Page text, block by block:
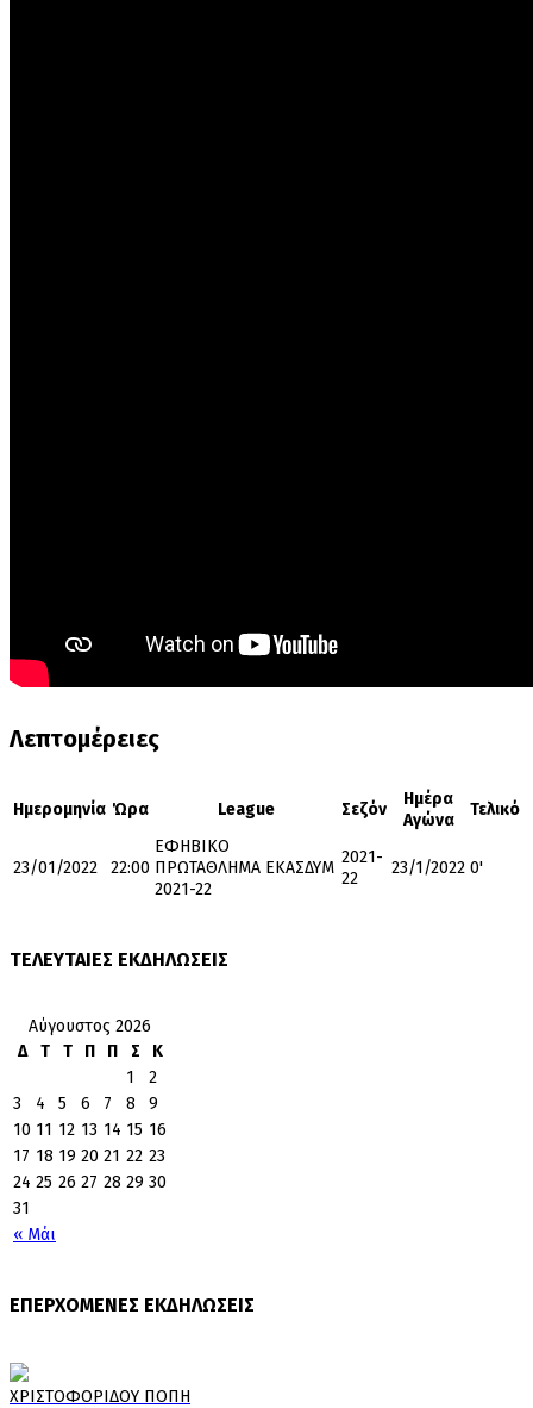
Λεπτομέρειες
Ημερομηνία Ώρα League Σεζόν
Ημέρα
Αγώνα
Τελικό
23/01/2022 22:00
ΕΦΗΒΙΚΟ
ΠΡΩΤΑΘΛΗΜΑ ΕΚΑΣΔΥΜ
2021-22
2021-
22
23/1/2022 0'
ΤΕΛΕΥΤΑΙΕΣ ΕΚΔΗΛΩΣΕΙΣ
Αύγουστος 2026
Δ
Τ Τ Π Π Σ Κ
« Μάι
1
2
3
4 5 6 7 8
9
10 11 12 13 14 15 16
17 18 19 20 21 22 23
24 25 26 27 28 29 30
31
ΕΠΕΡΧΟΜΕΝΕΣ ΕΚΔΗΛΩΣΕΙΣ
ΧΡΙΣΤΟΦΟΡΙΔΟΥ ΠΟΠΗ